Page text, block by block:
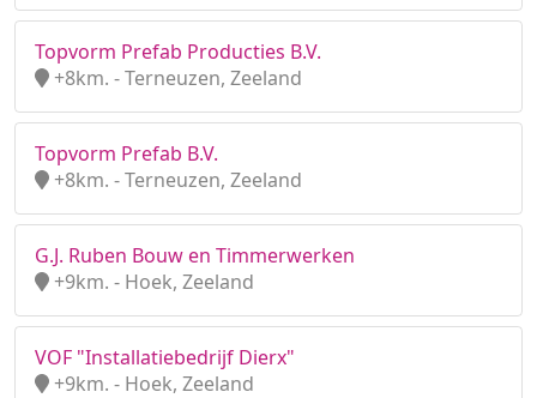
Topvorm Prefab Producties B.V.
+8km. - Terneuzen, Zeeland
Topvorm Prefab B.V.
+8km. - Terneuzen, Zeeland
G.J. Ruben Bouw en Timmerwerken
+9km. - Hoek, Zeeland
VOF "Installatiebedrijf Dierx"
+9km. - Hoek, Zeeland